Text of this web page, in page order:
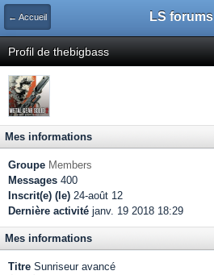
← Accueil LS forums
Profil de thebigbass
Mes informations
Groupe Members
Messages 400
Inscrit(e) (le) 24-août 12
Dernière activité janv. 19 2018 18:29
Mes informations
Titre Sunriseur avancé